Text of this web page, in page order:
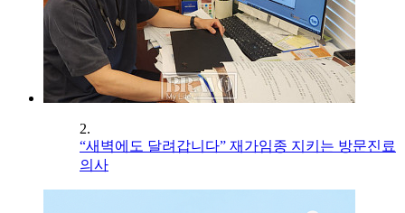
2.
“새벽에도 달려갑니다” 재가임종 지키는 방문진료
의사